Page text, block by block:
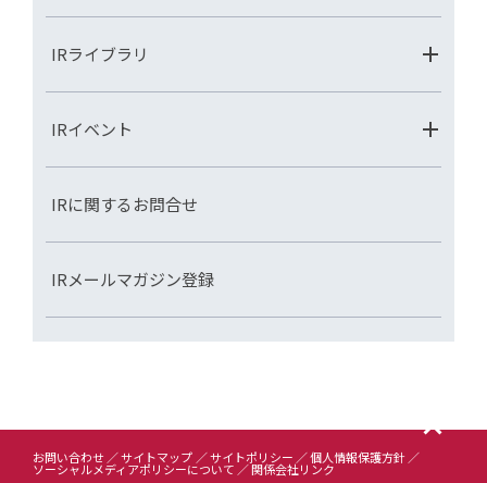
IRライブラリ
IRイベント
IRに関するお問合せ
IRメールマガジン登録
お問い合わせ サイトマップ サイトポリシー 個人情報保護方針
ソーシャルメディアポリシーについて 関係会社リンク